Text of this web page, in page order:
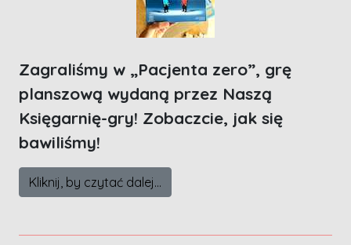
Zagraliśmy w „Pacjenta zero”, grę
planszową wydaną przez Naszą
Księgarnię-gry! Zobaczcie, jak się
bawiliśmy!
Kliknij, by czytać dalej...